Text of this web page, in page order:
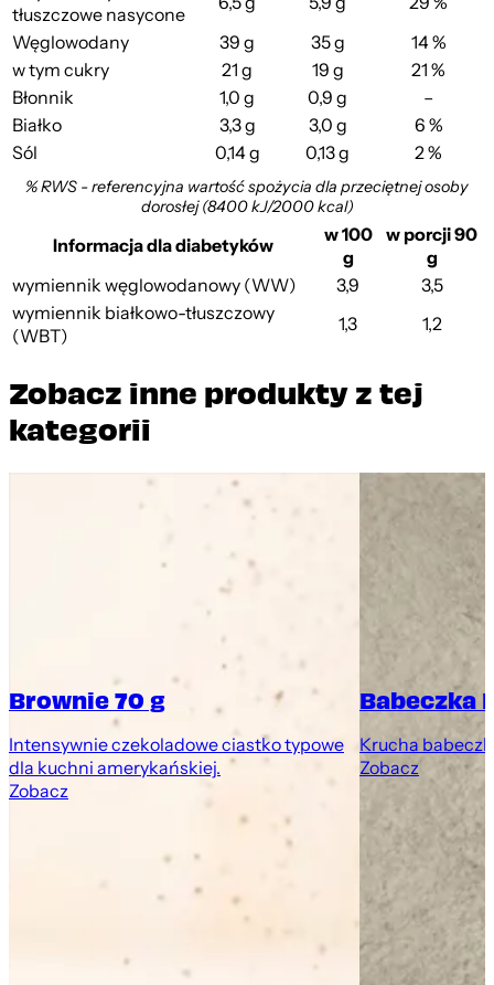
tłuszczowe nasycone
Węglowodany
39 g 35 g
14 %
w tym cukry
21 g 19 g
21 %
Błonnik
1,0 g 0,9 g
–
Białko
3,3 g 3,0 g
6 %
Sól
0,14 g 0,13 g 2 %
% RWS - referencyjna wartość spożycia dla przeciętnej osoby
dorosłej (8400 kJ/2000 kcal)
Informacja dla diabetyków
w 100
g
w porcji 90
g
wymiennik węglowodanowy (WW)
3,9
3,5
wymiennik białkowo-tłuszczowy
(WBT)
1,3 1,2
Zobacz inne produkty z tej
kategorii
Brownie 70 g
Intensywnie czekoladowe ciastko typowe
dla kuchni amerykańskiej.
Zobacz
Babeczka
Krucha
Zobacz